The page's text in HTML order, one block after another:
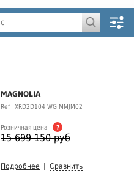
MAGNOLIA
Ref.: XRD2D104 WG MMJM02
Розничная цена ?
15 699 150 руб
Подробнее Сравнить